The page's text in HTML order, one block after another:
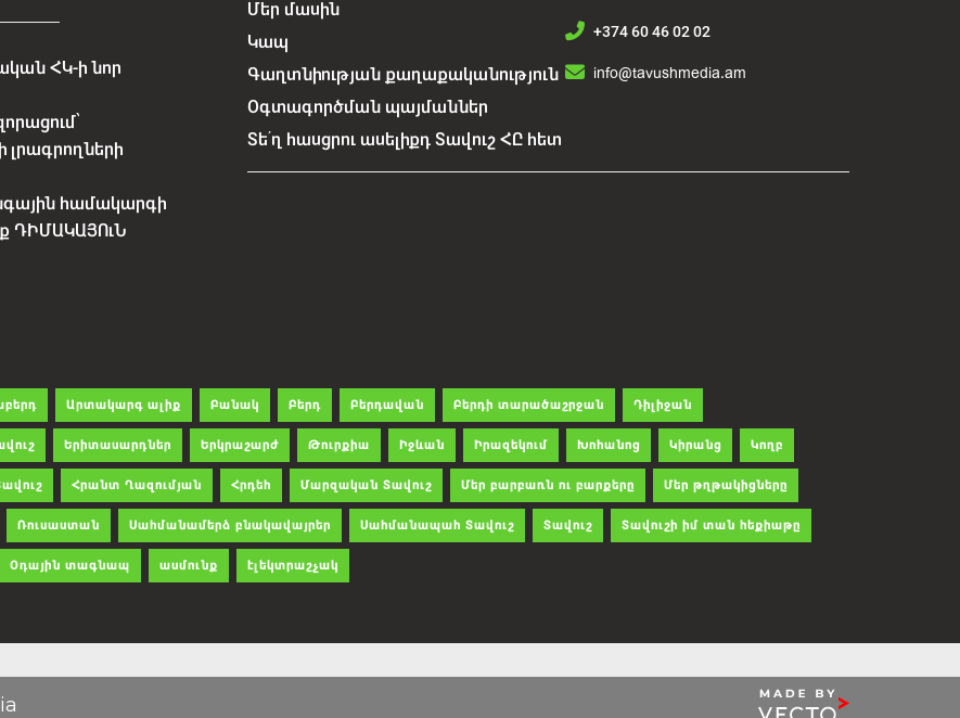
ՀԿ-ի նոր
լրագրողների
համակարգի
ԴԻՄԱԿԱՅՈւՆ
Մեր մասին
Կապ
Գաղտնիության քաղաքականություն
Օգտագործման պայմաններ
Տե՛ղ հասցրու ասելիքդ Տավուշ ՀԸ հետ
+374 60 46 02 02
info@tavushmedia.am
Արտակարգ ալիք Բանակ Բերդ Բերդավան Բերդի տարածաշրջան Դիլիջան
Երիտասարդներ Երկրաշարժ Թուրքիա Իջևան Իրազեկում Խոհանոց Կիրանց Կողբ
Հրանտ Ղազումյան Հրդեհ Մարզական Տավուշ Մեր բարբառն ու բարքերը Մեր թղթակիցները
Ռուսաստան Սահմանամերձ բնակավայրեր Սահմանապահ Տավուշ Տավուշ Տավուշի իմ տան հեքիաթը
Օդային տագնապ ասմունք էլեկտրաշչակ